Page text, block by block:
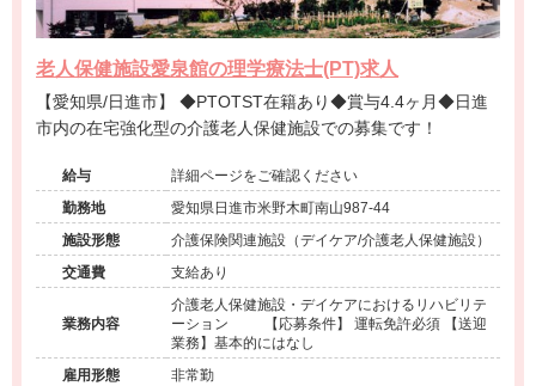
老人保健施設愛泉館の理学療法士(PT)求人
【愛知県/日進市】 ◆PTOTST在籍あり◆賞与4.4ヶ月◆日進
市内の在宅強化型の介護老人保健施設での募集です！
給与
詳細ページをご確認ください
勤務地
愛知県日進市米野木町南山987-44
施設形態
介護保険関連施設（デイケア/介護老人保健施設）
交通費
支給あり
業務内容
介護老人保健施設・デイケアにおけるリハビリテ
ーション 【応募条件】 運転免許必須 【送迎
業務】基本的にはなし
雇用形態
非常勤